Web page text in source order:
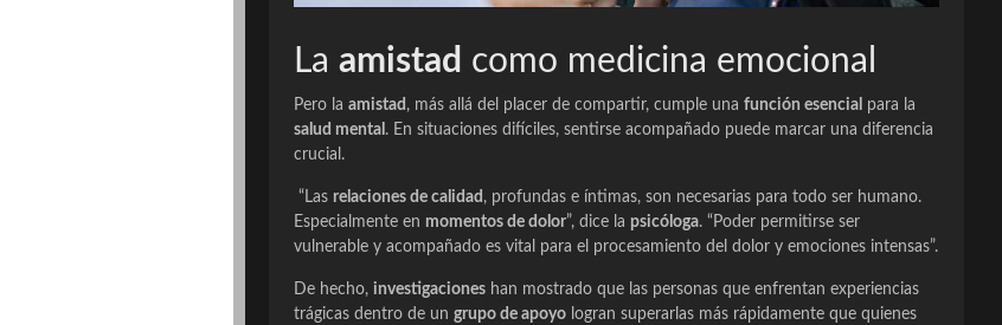
La amistad como medicina emocional
Pero la amistad , más allá del placer de compartir, cumple una función esencial para la
salud mental . En situaciones difíciles, sentirse acompañado puede marcar una diferencia
crucial.
“Las relaciones de calidad , profundas e íntimas, son necesarias para todo ser humano.
Especialmente en momentos de dolor”, dice la psicóloga. “Poder permitirse ser
vulnerable y acompañado es vital para el procesamiento del dolor y emociones intensas”.
De hecho, investigaciones han mostrado que las personas que enfrentan experiencias
trágicas dentro de un grupo de apoyo logran superarlas más rápidamente que quienes